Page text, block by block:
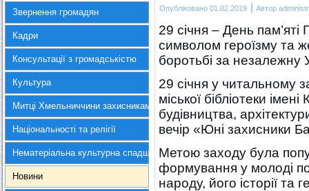
Звернення громадян
Кадри
Консультації з громадськістю
Культура
Митці Хмельниччини захисникам України
Національності та релігії
Нематеріальна культурна спадщина
Новини
Опубліковано 01.02.2019 | Автор
29 січня – День
символом героїзму та
боротьбі за незалежну
29 січня у читальному
міської бібліотеки
будівництва,
вечір «Юні захисники
Метою заходу була
формування у молоді
народу, його історії та